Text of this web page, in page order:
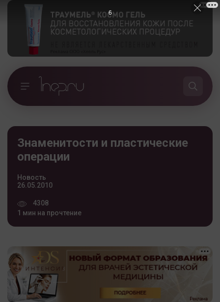
Знаменитости и пластические
операции
Новость
26.05.2010
4308
1 мин на прочтение
5